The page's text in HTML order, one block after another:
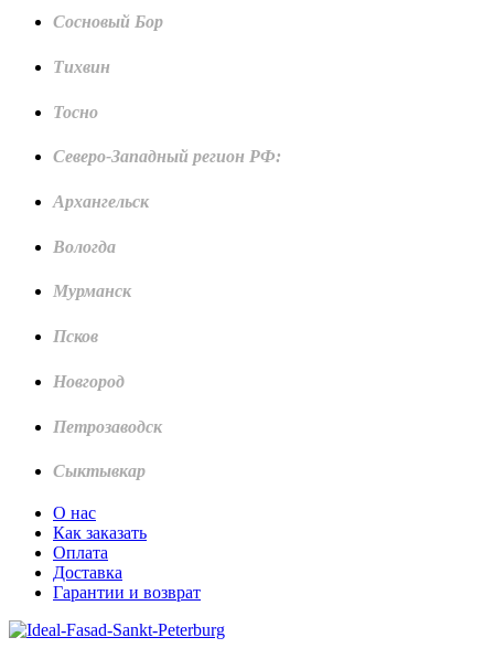
Сосновый Бор
Тихвин
Тосно
Северо-Западный регион РФ:
Архангельск
Вологда
Мурманск
Псков
Новгород
Петрозаводск
Сыктывкар
О нас
Как заказать
Оплата
Доставка
Гарантии и возврат